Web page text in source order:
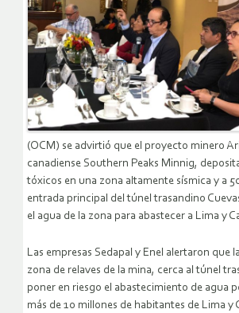
(OCM) se advirtió que el proyecto minero
canadiense Southern Peaks Minnig,
tóxicos en una zona altamente sísmica y a
entrada principal del túnel trasandino
el agua de la zona para abastecer a Lima y
Las empresas Sedapal y Enel alertaron que
zona de relaves de la mina, cerca al túnel
poner en riesgo el abastecimiento de agua
más de 10 millones de habitantes de Lima y